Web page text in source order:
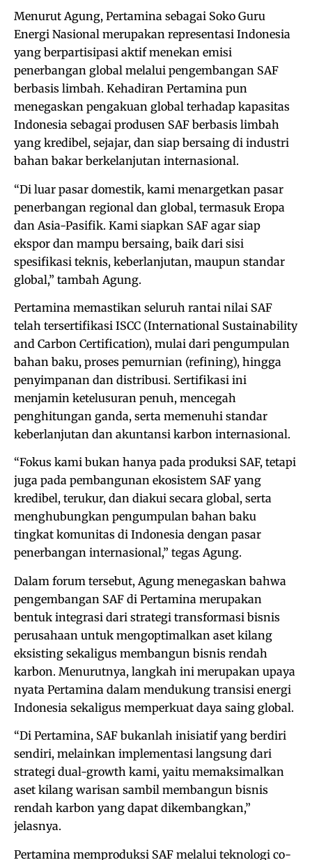
Menurut Agung, Pertamina sebagai Soko Guru
Energi Nasional merupakan representasi Indonesia
yang berpartisipasi aktif menekan emisi
penerbangan global melalui pengembangan SAF
berbasis limbah. Kehadiran Pertamina pun
menegaskan pengakuan global terhadap kapasitas
Indonesia sebagai produsen SAF berbasis limbah
yang kredibel, sejajar, dan siap bersaing di industri
bahan bakar berkelanjutan internasional.
“Di luar pasar domestik, kami menargetkan pasar
penerbangan regional dan global, termasuk Eropa
dan Asia-Pasifik. Kami siapkan SAF agar siap
ekspor dan mampu bersaing, baik dari sisi
spesifikasi teknis, keberlanjutan, maupun standar
global,” tambah Agung.
Pertamina memastikan seluruh rantai nilai SAF
telah tersertifikasi ISCC (International Sustainability
and Carbon Certification), mulai dari pengumpulan
bahan baku, proses pemurnian (refining), hingga
penyimpanan dan distribusi. Sertifikasi ini
menjamin ketelusuran penuh, mencegah
penghitungan ganda, serta memenuhi standar
keberlanjutan dan akuntansi karbon internasional.
“Fokus kami bukan hanya pada produksi SAF, tetapi
juga pada pembangunan ekosistem SAF yang
kredibel, terukur, dan diakui secara global, serta
menghubungkan pengumpulan bahan baku
tingkat komunitas di Indonesia dengan pasar
penerbangan internasional,” tegas Agung.
Dalam forum tersebut, Agung menegaskan bahwa
pengembangan SAF di Pertamina merupakan
bentuk integrasi dari strategi transformasi bisnis
perusahaan untuk mengoptimalkan aset kilang
eksisting sekaligus membangun bisnis rendah
karbon. Menurutnya, langkah ini merupakan upaya
nyata Pertamina dalam mendukung transisi energi
Indonesia sekaligus memperkuat daya saing global.
“Di Pertamina, SAF bukanlah inisiatif yang berdiri
sendiri, melainkan implementasi langsung dari
strategi dual-growth kami, yaitu memaksimalkan
aset kilang warisan sambil membangun bisnis
rendah karbon yang dapat dikembangkan,”
jelasnya.
Pertamina memproduksi SAF melalui teknologi co-